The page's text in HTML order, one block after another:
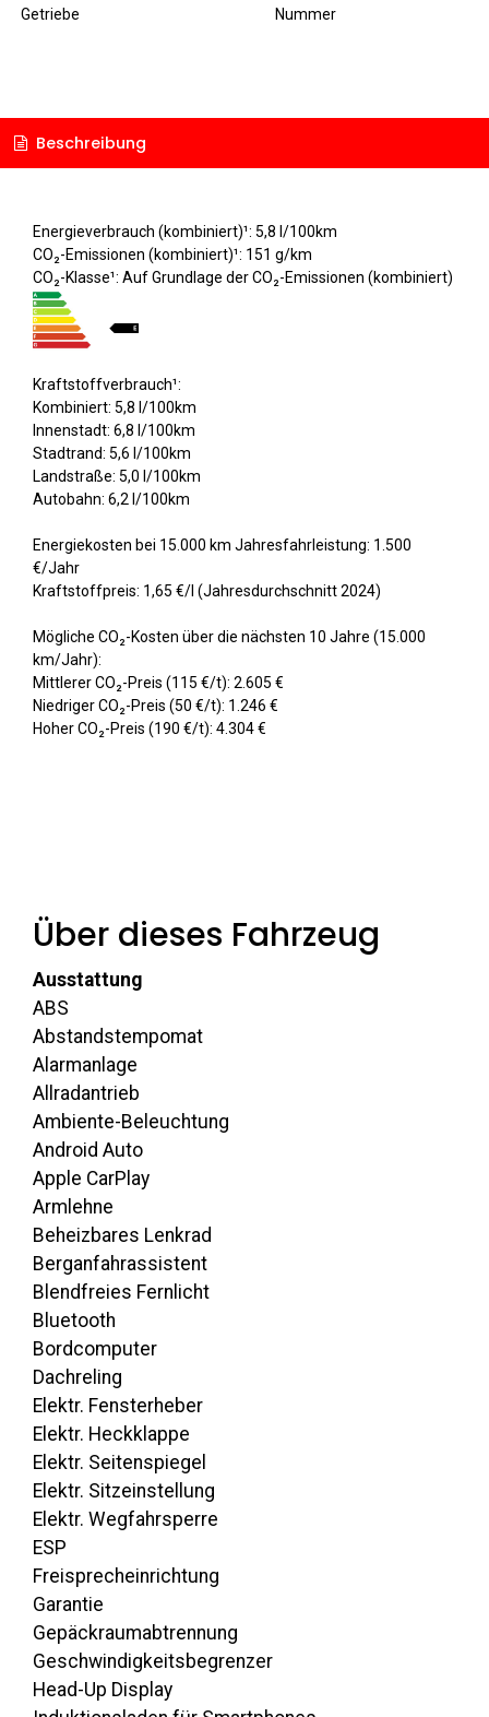
Getriebe Nummer
Beschreibung
Energieverbrauch (kombiniert)¹: 5,8 l/100km
CO₂-Emissionen (kombiniert)¹: 151 g/km
CO₂-Klasse¹: Auf Grundlage der CO₂-Emissionen (kombiniert)
Kraftstoffverbrauch¹:
Kombiniert: 5,8 l/100km
Innenstadt: 6,8 l/100km
Stadtrand: 5,6 l/100km
Landstraße: 5,0 l/100km
Autobahn: 6,2 l/100km
Energiekosten bei 15.000 km Jahresfahrleistung: 1.500
€/Jahr
Kraftstoffpreis: 1,65 €/l (Jahresdurchschnitt 2024)
Mögliche CO₂-Kosten über die nächsten 10 Jahre (15.000
km/Jahr):
Mittlerer CO₂-Preis (115 €/t): 2.605 €
Niedriger CO₂-Preis (50 €/t): 1.246 €
Hoher CO₂-Preis (190 €/t): 4.304 €
Über dieses Fahrzeug
Ausstattung
ABS
Abstandstempomat
Alarmanlage
Allradantrieb
Ambiente-Beleuchtung
Android Auto
Apple CarPlay
Armlehne
Beheizbares Lenkrad
Berganfahrassistent
Blendfreies Fernlicht
Bluetooth
Bordcomputer
Dachreling
Elektr. Fensterheber
Elektr. Heckklappe
Elektr. Seitenspiegel
Elektr. Sitzeinstellung
Elektr. Wegfahrsperre
ESP
Freisprecheinrichtung
Garantie
Gepäckraumabtrennung
Geschwindigkeitsbegrenzer
Head-Up Display